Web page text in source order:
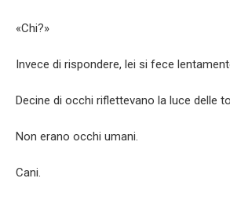
«Chi?»
Invece di rispondere, lei si fece
Decine di occhi riflettevano la luce delle
Non erano occhi umani.
Cani.